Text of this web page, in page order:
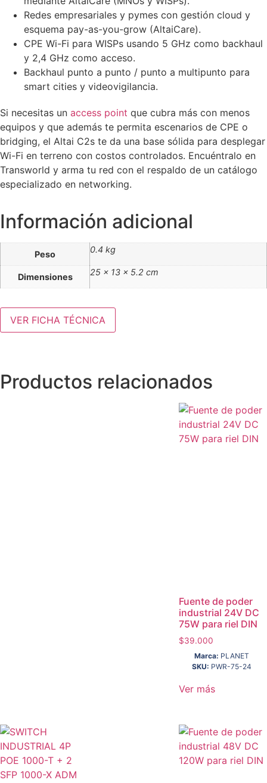
Redes empresariales y pymes con gestión cloud y
esquema pay-as-you-grow (AltaiCare).
CPE Wi-Fi para WISPs usando 5 GHz como backhaul
y 2,4 GHz como acceso.
Backhaul punto a punto / punto a multipunto para
smart cities y videovigilancia.
Si necesitas un access point que cubra más con menos
equipos y que además te permita escenarios de CPE o
bridging, el Altai C2s te da una base sólida para desplegar
Wi-Fi en terreno con costos controlados. Encuéntralo en
Transworld y arma tu red con el respaldo de un catálogo
especializado en networking.
Información adicional
Peso 0.4 kg
Dimensiones 25 × 13 × 5.2 cm
VER FICHA TÉCNICA
Productos relacionados
Fuente de poder
industrial 24V DC
75W para riel DIN
$39.000
Marca: PLANET
SKU: PWR-75-24
Ver más